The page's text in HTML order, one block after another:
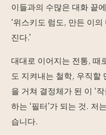
이들과의 수많은 대화 끝
‘위스키도 럼도, 만든 이
진다.’
대대로 이어지는 전통, 때
도 지켜내는 철학, 우직
을 거쳐 결정체가 된 이 ‘
하는 ‘필터’가 되는 것. 저
습니다.